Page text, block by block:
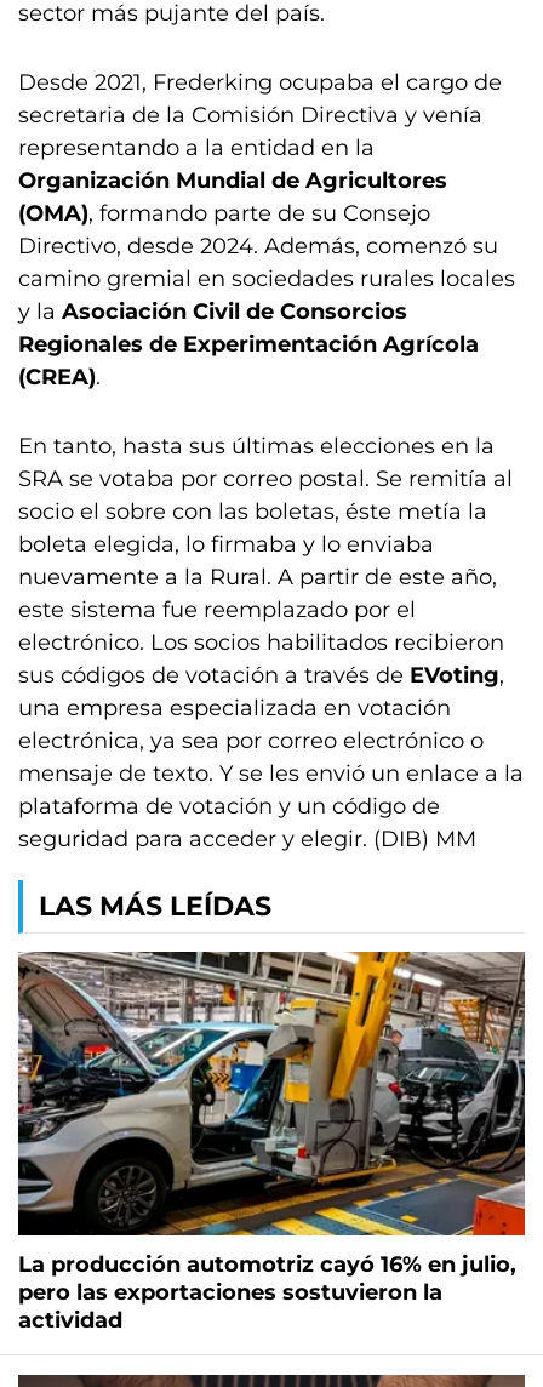
sector más pujante del país.
Desde 2021, Frederking ocupaba el cargo de
secretaria de la Comisión Directiva y venía
representando a la entidad en la
Organización Mundial de Agricultores
(OMA), formando parte de su Consejo
Directivo, desde 2024. Además, comenzó su
camino gremial en sociedades rurales locales
y la Asociación Civil de Consorcios
Regionales de Experimentación Agrícola
(CREA).
En tanto, hasta sus últimas elecciones en la
SRA se votaba por correo postal. Se remitía al
socio el sobre con las boletas, éste metía la
boleta elegida, lo firmaba y lo enviaba
nuevamente a la Rural. A partir de este año,
este sistema fue reemplazado por el
electrónico. Los socios habilitados recibieron
sus códigos de votación a través de EVoting,
una empresa especializada en votación
electrónica, ya sea por correo electrónico o
mensaje de texto. Y se les envió un enlace a la
plataforma de votación y un código de
seguridad para acceder y elegir. (DIB) MM
LAS MÁS LEÍDAS
La producción automotriz cayó 16% en julio,
pero las exportaciones sostuvieron la
actividad